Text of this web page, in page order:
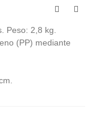
Peso: 2,8 kg.
(PP) mediante